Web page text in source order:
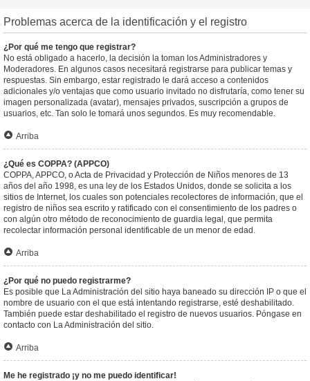
Problemas acerca de la identificación y el registro
¿Por qué me tengo que registrar?
No está obligado a hacerlo, la decisión la toman los Administradores y
Moderadores. En algunos casos necesitará registrarse para publicar temas y
respuestas. Sin embargo, estar registrado le dará acceso a contenidos
adicionales y/o ventajas que como usuario invitado no disfrutaría, como tener su
imagen personalizada (avatar), mensajes privados, suscripción a grupos de
usuarios, etc. Tan solo le tomará unos segundos. Es muy recomendable.
Arriba
¿Qué es COPPA? (APPCO)
COPPA, APPCO, o Acta de Privacidad y Protección de Niños menores de 13
años del año 1998, es una ley de los Estados Unidos, donde se solicita a los
sitios de Internet, los cuales son potenciales recolectores de información, que el
registro de niños sea escrito y ratificado con el consentimiento de los padres o
con algún otro método de reconocimiento de guardia legal, que permita
recolectar información personal identificable de un menor de edad.
Arriba
¿Por qué no puedo registrarme?
Es posible que La Administración del sitio haya baneado su dirección IP o que el
nombre de usuario con el que está intentando registrarse, esté deshabilitado.
También puede estar deshabilitado el registro de nuevos usuarios. Póngase en
contacto con La Administración del sitio.
Arriba
Me he registrado ¡y no me puedo identificar!